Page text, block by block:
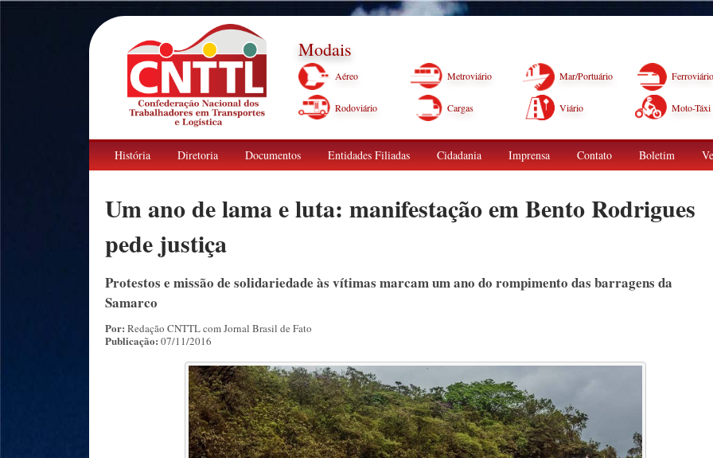
Modais
Aéreo Metroviário Mar/Portuário Ferroviário
Rodoviário Cargas Viário Moto-Táxi
História Diretoria Documentos Entidades Filiadas Cidadania Imprensa Contato Boletim
Um ano de lama e luta: manifestação em Bento Rodrigues
pede justiça
Protestos e missão de solidariedade às vítimas marcam um ano do rompimento das barragens da
Samarco
Por: Redação CNTTL com Jornal Brasil de Fato
Publicação: 07/11/2016